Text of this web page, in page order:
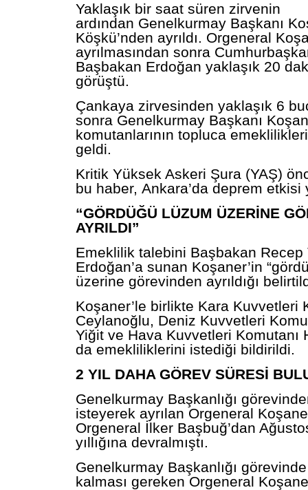
Yaklaşık bir saat süren zirvenin
ardından Genelkurmay Başkanı
Köşkü’nden ayrıldı. Orgeneral
ayrılmasından sonra
Başbakan Erdoğan yaklaşık 20
görüştü.
Çankaya zirvesinden yaklaşık 6
sonra Genelkurmay Başkanı
komutanlarının topluca
geldi.
Kritik Yüksek Askeri Şura (YAŞ)
bu haber, Ankara’da deprem etkisi
“GÖRDÜĞÜ LÜZUM ÜZERİNE
AYRILDI”
Emeklilik talebini Başbakan Recep
Erdoğan’a sunan Koşaner’in
üzerine görevinden ayrıldığı
Koşaner’le birlikte Kara Kuvvetleri
Ceylanoğlu, Deniz Kuvvetleri
Yiğit ve Hava Kuvvetleri Komutanı
da emekliliklerini istediği bildirildi.
2 YIL DAHA GÖREV SÜRESİ
Genelkurmay Başkanlığı
isteyerek ayrılan Orgeneral
Orgeneral İlker Başbuğ’dan
yıllığına devralmıştı.
Genelkurmay Başkanlığı
kalması gereken Orgeneral